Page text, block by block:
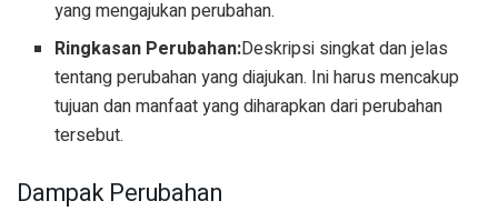
yang mengajukan perubahan.
Ringkasan Perubahan:Deskripsi singkat dan jelas
tentang perubahan yang diajukan. Ini harus mencakup
tujuan dan manfaat yang diharapkan dari perubahan
tersebut.
Dampak Perubahan